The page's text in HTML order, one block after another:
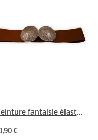
Ceinture fantaisie élastique femme marron...
€